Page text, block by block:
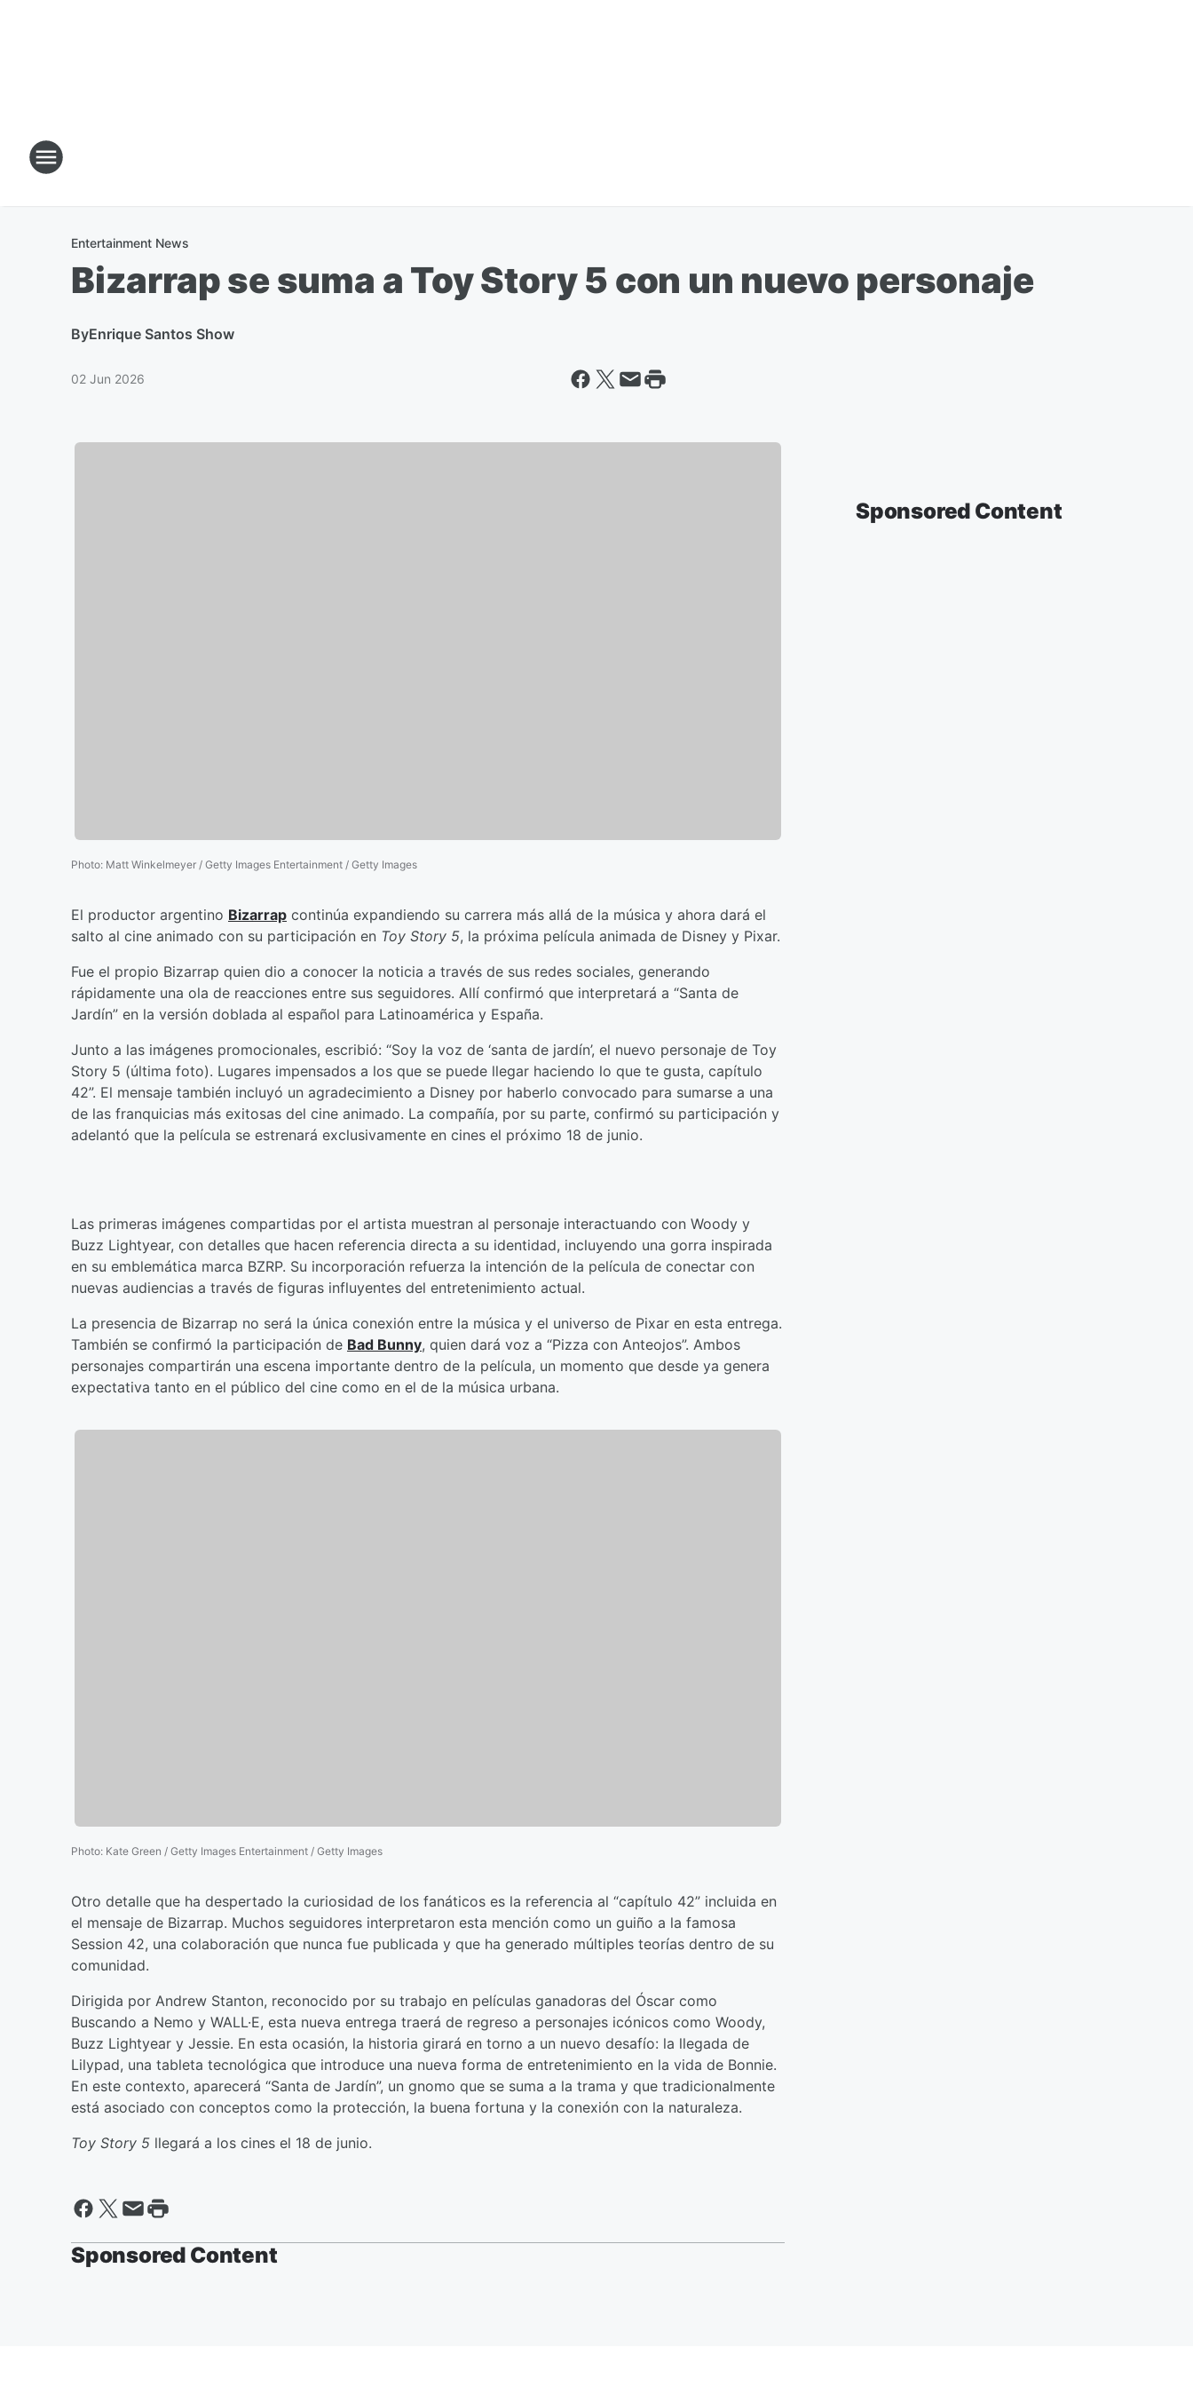
Entertainment News
Bizarrap se suma a Toy Story 5 con un nuevo personaje
ByEnrique Santos Show
02 Jun 2026
Photo: Matt Winkelmeyer / Getty Images Entertainment / Getty Images
El productor argentino Bizarrap continúa expandiendo su carrera más allá de la música y ahora dará el
salto al cine animado con su participación en Toy Story 5, la próxima película animada de Disney y Pixar.
Fue el propio Bizarrap quien dio a conocer la noticia a través de sus redes sociales, generando
rápidamente una ola de reacciones entre sus seguidores. Allí confirmó que interpretará a “Santa de
Jardín” en la versión doblada al español para Latinoamérica y España.
Junto a las imágenes promocionales, escribió: “Soy la voz de ‘santa de jardín’, el nuevo personaje de Toy
Story 5 (última foto). Lugares impensados a los que se puede llegar haciendo lo que te gusta, capítulo
42”. El mensaje también incluyó un agradecimiento a Disney por haberlo convocado para sumarse a una
de las franquicias más exitosas del cine animado. La compañía, por su parte, confirmó su participación y
adelantó que la película se estrenará exclusivamente en cines el próximo 18 de junio.
Las primeras imágenes compartidas por el artista muestran al personaje interactuando con Woody y
Buzz Lightyear, con detalles que hacen referencia directa a su identidad, incluyendo una gorra inspirada
en su emblemática marca BZRP. Su incorporación refuerza la intención de la película de conectar con
nuevas audiencias a través de figuras influyentes del entretenimiento actual.
La presencia de Bizarrap no será la única conexión entre la música y el universo de Pixar en esta entrega.
También se confirmó la participación de Bad Bunny, quien dará voz a “Pizza con Anteojos”. Ambos
personajes compartirán una escena importante dentro de la película, un momento que desde ya genera
expectativa tanto en el público del cine como en el de la música urbana.
Photo: Kate Green / Getty Images Entertainment / Getty Images
Otro detalle que ha despertado la curiosidad de los fanáticos es la referencia al “capítulo 42” incluida en
el mensaje de Bizarrap. Muchos seguidores interpretaron esta mención como un guiño a la famosa
Session 42, una colaboración que nunca fue publicada y que ha generado múltiples teorías dentro de su
comunidad.
Dirigida por Andrew Stanton, reconocido por su trabajo en películas ganadoras del Óscar como
Buscando a Nemo y WALL·E, esta nueva entrega traerá de regreso a personajes icónicos como Woody,
Buzz Lightyear y Jessie. En esta ocasión, la historia girará en torno a un nuevo desafío: la llegada de
Lilypad, una tableta tecnológica que introduce una nueva forma de entretenimiento en la vida de Bonnie.
En este contexto, aparecerá “Santa de Jardín”, un gnomo que se suma a la trama y que tradicionalmente
está asociado con conceptos como la protección, la buena fortuna y la conexión con la naturaleza.
Toy Story 5 llegará a los cines el 18 de junio.
Sponsored Content
Sponsored Content